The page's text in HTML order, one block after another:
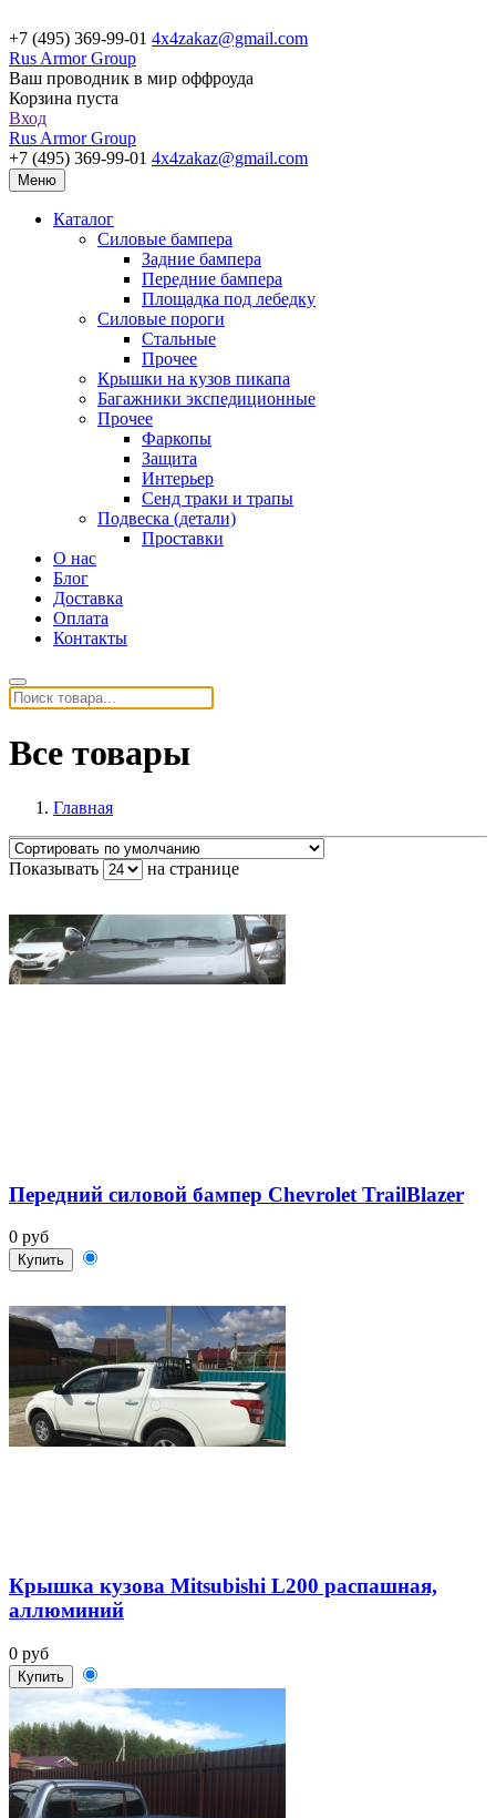
+7 (495) 369-99-01 4x4zakaz@gmail.com
Rus Armor Group
Ваш проводник в мир оффроуда
Корзина пуста
Вход
Rus Armor Group
+7 (495) 369-99-01 4x4zakaz@gmail.com
Меню
Каталог
Силовые бампера
Задние бампера
Передние бампера
Площадка под лебедку
Силовые пороги
Стальные
Прочее
Крышки на кузов пикапа
Багажники экспедиционные
Прочее
Фаркопы
Защита
Интерьер
Сенд траки и трапы
Подвеска (детали)
Проставки
О нас
Блог
Доставка
Оплата
Контакты
Все товары
Главная
Показывать на странице
Передний силовой бампер Chevrolet TrailBlazer
0 руб
Купить
Крышка кузова Mitsubishi L200 распашная,
аллюминий
0 руб
Купить